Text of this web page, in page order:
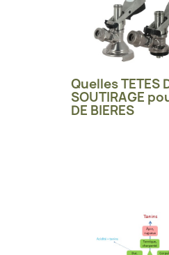
Quelles TETES
SOUTIRAGE
DE BIERES